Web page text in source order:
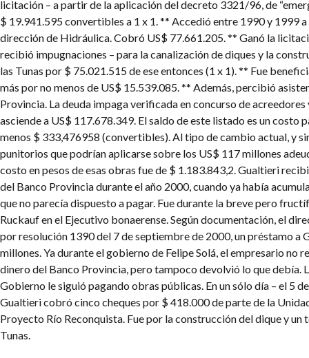
licitación – a partir de la aplicación del decreto 3321/96, de
$ 19.941.595 convertibles a 1 x 1.** Accedió entre 1990 y 1999
dirección de Hidráulica. Cobró US$ 77.661.205.** Ganó la
recibió impugnaciones – para la canalización de diques y la
las Tunas por $ 75.021.515 de ese entonces (1 x 1).** Fue
más por no menos de US$ 15.539.085.** Además, percibió
Provincia. La deuda impaga verificada en concurso de
asciende a US$ 117.678.349. El saldo de este listado es un costo
menos $ 333,476958 (convertibles). Al tipo de cambio actual, y
punitorios que podrían aplicarse sobre los US$ 117 millones
costo en pesos de esas obras fue de $ 1.183.843,2.Gualtieri
del Banco Provincia durante el año 2000, cuando ya había
que no parecía dispuesto a pagar. Fue durante la breve pero
Ruckauf en el Ejecutivo bonaerense. Según documentación, el
por resolución 1390 del 7 de septiembre de 2000, un préstamo a
millones.Ya durante el gobierno de Felipe Solá, el empresario no
dinero del Banco Provincia, pero tampoco devolvió lo que debía.
Gobierno le siguió pagando obras públicas. En un sólo día – el 5
Gualtieri cobró cinco cheques por $ 418.000 de parte de la
Proyecto Río Reconquista. Fue por la construcción del dique y un
Tunas.